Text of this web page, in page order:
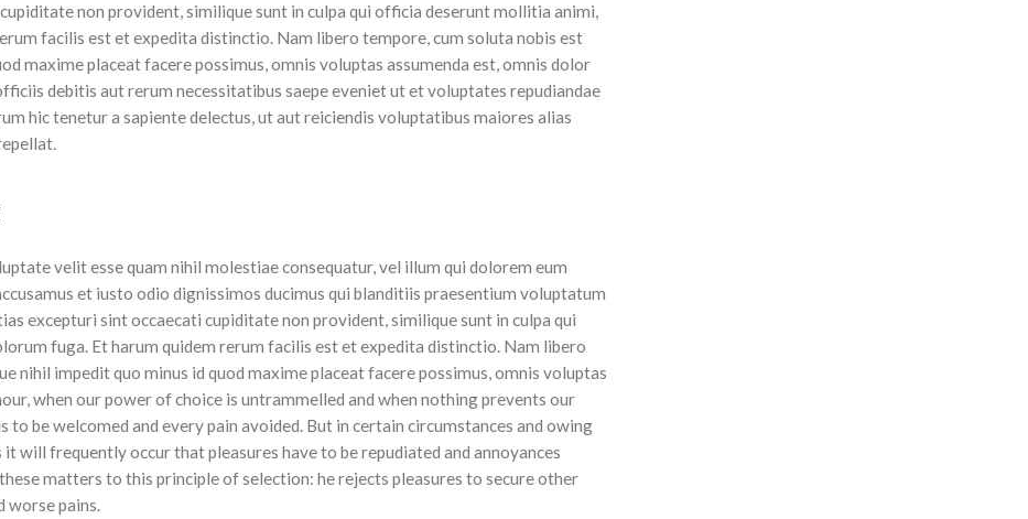
non provident, similique sunt in culpa qui officia deserunt mollitia animi,
facilis est et expedita distinctio. Nam libero tempore, cum soluta nobis est
maxime placeat facere possimus, omnis voluptas assumenda est, omnis dolor
debitis aut rerum necessitatibus saepe eveniet ut et voluptates repudiandae
hic tenetur a sapiente delectus, ut aut reiciendis voluptatibus maiores alias
velit esse quam nihil molestiae consequatur, vel illum qui dolorem eum
et iusto odio dignissimos ducimus qui blanditiis praesentium voluptatum
excepturi sint occaecati cupiditate non provident, similique sunt in culpa qui
fuga. Et harum quidem rerum facilis est et expedita distinctio. Nam libero
nihil impedit quo minus id quod maxime placeat facere possimus, omnis voluptas
when our power of choice is untrammelled and when nothing prevents our
to be welcomed and every pain avoided. But in certain circumstances and owing
will frequently occur that pleasures have to be repudiated and annoyances
matters to this principle of selection: he rejects pleasures to secure other
worse pains.